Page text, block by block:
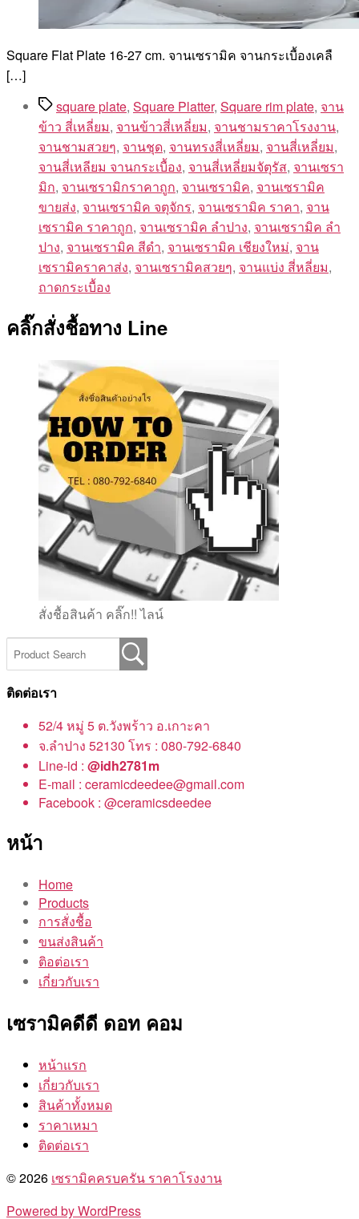
Square Flat Plate 16-27 cm. จานเซรามิค จานกระเบื้องเคลื
[…]
Tagssquare plate, Square Platter, Square rim plate, จาน
ข้าว สี่เหลี่ยม, จานข้าวสี่เหลี่ยม, จานชามราคาโรงงาน,
จานชามสวยๆ, จานชุด, จานทรงสี่เหลี่ยม, จานสี่เหลี่ยม,
จานสี่เหลียม จานกระเบื้อง, จานสี่เหลี่ยมจัตุรัส, จานเซรา
มิก, จานเซรามิกราคาถูก, จานเซรามิค, จานเซรามิค
ขายส่ง, จานเซรามิค จตุจักร, จานเซรามิค ราคา, จาน
เซรามิค ราคาถูก, จานเซรามิค ลำปาง, จานเซรามิค ลํา
ปาง, จานเซรามิค สีดำ, จานเซรามิค เชียงใหม่, จาน
เซรามิคราคาส่ง, จานเซรามิคสวยๆ, จานแบ่ง สี่หลี่ยม,
ถาดกระเบื้อง
คลิ๊กสั่งชื้อทาง Line
สั่งชื้อสินค้า คลิ๊ก!! ไลน์
ติดต่อเรา
52/4 หมู่ 5 ต.วังพร้าว อ.เกาะคา
จ.ลำปาง 52130 โทร : 080-792-6840
Line-id : @idh2781m
E-mail : ceramicdeedee@gmail.com
Facebook : @ceramicsdeedee
หน้า
Home
Products
การสั่งชื้อ
ขนส่งสินค้า
ติอต่อเรา
เกี่ยวกับเรา
เซรามิคดีดี ดอท คอม
หน้าแรก
เกี่ยวกับเรา
สินค้าทั้งหมด
ราคาเหมา
ติดต่อเรา
© 2026 เซรามิคครบครัน ราคาโรงงาน
Powered by WordPress